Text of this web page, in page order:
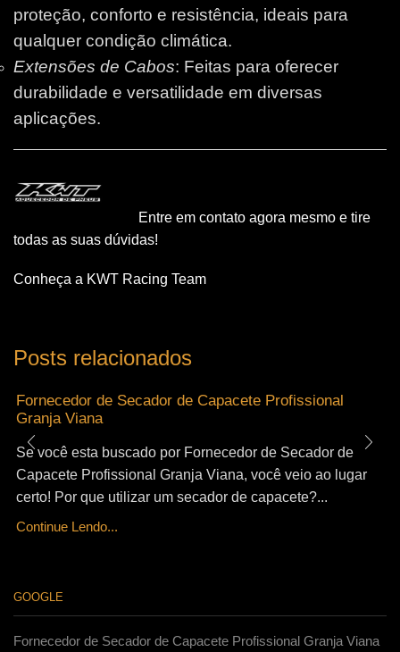
proteção, conforto e resistência, ideais para
qualquer condição climática.
Extensões de Cabos: Feitas para oferecer
durabilidade e versatilidade em diversas
aplicações.
Entre em contato agora mesmo e tire
todas as suas dúvidas!
Conheça a KWT Racing Team
Posts relacionados
Fornecedor de Secador de Capacete Profissional
Granja Viana
Se você esta buscado por Fornecedor de Secador de
Capacete Profissional Granja Viana, você veio ao lugar
certo! Por que utilizar um secador de capacete?...
Continue Lendo...
GOOGLE
Fornecedor de Secador de Capacete Profissional Granja Viana